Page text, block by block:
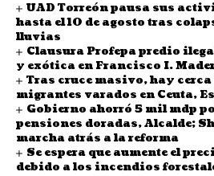
UAD Torreón pausa sus
hasta el 10 de agosto tras
lluvias
Clausura Profepa predio
y exótica en Francisco I.
Tras cruce masivo, hay
migrantes varados en Ceuta,
Gobierno ahorró 5 mil mdp
pensiones doradas, Alcalde;
marcha atrás a la reforma
Se espera que aumente el
debido a los incendios